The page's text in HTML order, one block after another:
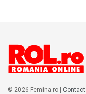
© 2026 Femina.ro | Contact